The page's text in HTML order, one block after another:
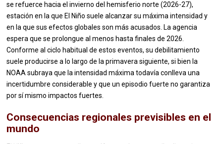
se refuerce hacia el invierno del hemisferio norte (2026-27),
estación en la que El Niño suele alcanzar su máxima intensidad y
en la que sus efectos globales son más acusados. La agencia
espera que se prolongue al menos hasta finales de 2026.
Conforme al ciclo habitual de estos eventos, su debilitamiento
suele producirse a lo largo de la primavera siguiente, si bien la
NOAA subraya que la intensidad máxima todavía conlleva una
incertidumbre considerable y que un episodio fuerte no garantiza
por sí mismo impactos fuertes.
Consecuencias regionales previsibles en el
mundo